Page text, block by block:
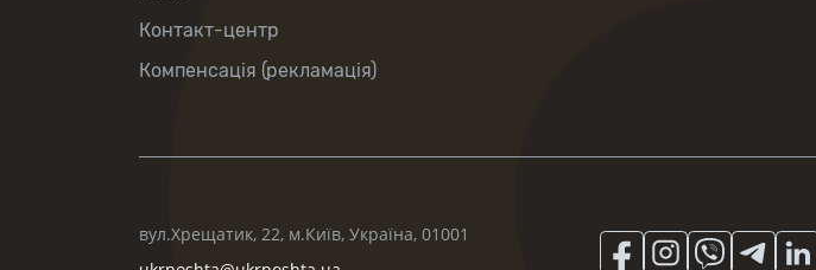
Контакт-центр
Компенсація (рекламація)
вул.Хрещатик, 22, м.Київ, Україна, 01001